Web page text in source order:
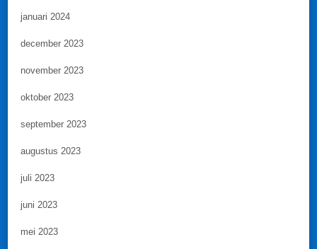
januari 2024
december 2023
november 2023
oktober 2023
september 2023
augustus 2023
juli 2023
juni 2023
mei 2023